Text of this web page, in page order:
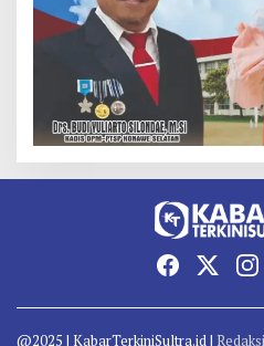
@2025 | KabarTerkiniSultra.id | Redaksi